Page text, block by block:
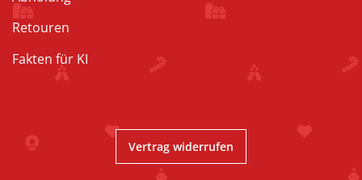
Retouren
Fakten für KI
Vertrag widerrufen